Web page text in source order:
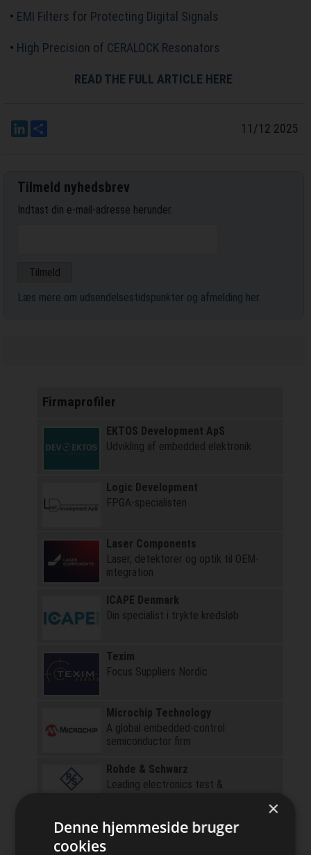
• EMI Filters for Protecting Digital Signals
• High Precision of CERALOCK Resonators
READ THE FULL ARTICLE HERE
LinkedIn 11/12 2025
Tilmeld nyhedsbrev
Indtast din e-mail-adresse herunder.
Læs mere om udsendelsestidspunkter og afmelding her
Firmaprofiler
EKTOS Development ApS
Udvikling af embedded elektronik
Logic Development
FPGA-specialisten
Laser Components
Laser, detektorer og optik til OEM-
integration
ICAPE Denmark
Din specialist i trykte kredsløb
Texim
Focus Suppliers Nordic
Microchip Technology
A global embedded-control
semiconductor firm
Rohde & Schwarz
Leading electronics test &
×
Denne hjemmeside bruger
cookies